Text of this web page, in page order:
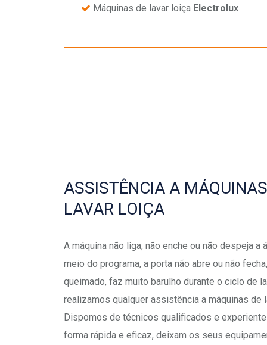
Máquinas de lavar loiça Electrolux
ASSISTÊNCIA A
LAVAR LOIÇA
A máquina não liga, não enche ou não despeja a
meio do programa, a porta não abre ou não
queimado, faz muito barulho durante o ciclo de
realizamos qualquer assistência a máquinas de
Dispomos de técnicos qualificados e
forma rápida e eficaz, deixam os seus